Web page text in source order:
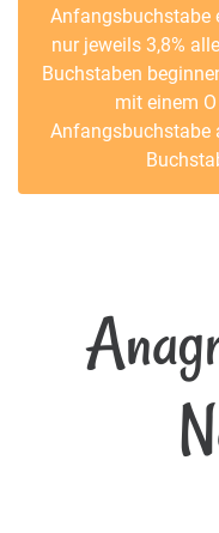
Anfangsbuchstabe
nur jeweils 3,8%
Buchstaben
mit einem
Anfangsbuchstabe